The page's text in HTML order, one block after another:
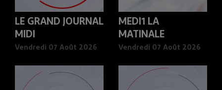
LE GRAND JOURNAL
MIDI
Vendredi 07 Août 2026
MEDI1 LA
MATINALE
Vendredi 07 Août 2026